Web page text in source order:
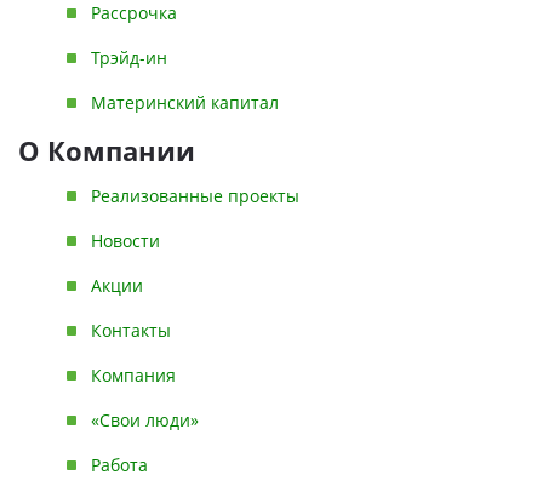
Онлайн-запись
Рассрочка
Трэйд-ин
Материнский капитал
О Компании
Реализованные проекты
Новости
Акции
Контакты
Компания
«Свои люди»
Работа